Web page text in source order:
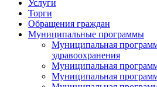
Услуги
Торги
Обращения граждан
Муниципальные программы
Муниципальная
здравоохранения
Муниципальная
Муниципальная